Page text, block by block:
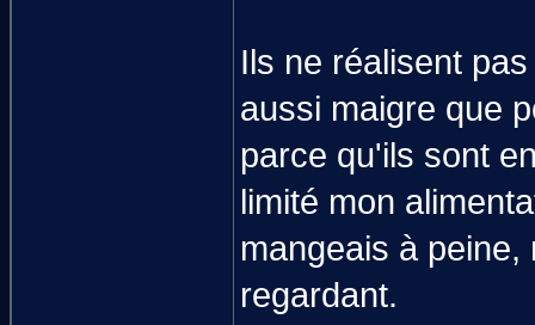
Ils ne réalisent
aussi maigre que
parce qu'ils sont
limité mon
mangeais à
regardant.